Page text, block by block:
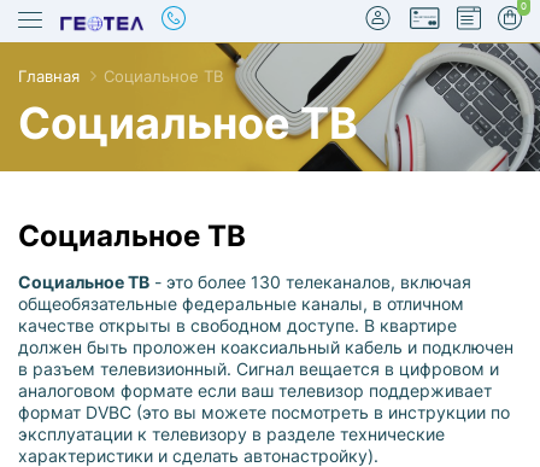
0
Главная Социальное ТВ
Социальное ТВ
Социальное ТВ
Социальное ТВ - это более 130 телеканалов, включая
общеобязательные федеральные каналы, в отличном
качестве открыты в свободном доступе. В квартире
должен быть проложен коаксиальный кабель и подключен
в разъем телевизионный. Сигнал вещается в цифровом и
аналоговом формате если ваш телевизор поддерживает
формат DVBC (это вы можете посмотреть в инструкции по
эксплуатации к телевизору в разделе технические
характеристики и сделать автонастройку).
true